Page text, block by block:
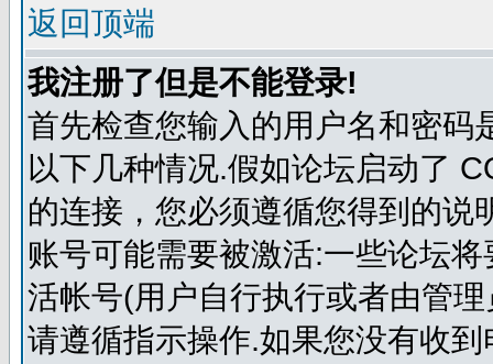
返回顶端
我注册了但是不能登录!
首先检查您输入的用户名和密码
以下几种情况.假如论坛启动了
的连接，您必须遵循您得到的说
账号可能需要被激活:一些论坛
活帐号(用户自行执行或者由管
请遵循指示操作.如果您没有收